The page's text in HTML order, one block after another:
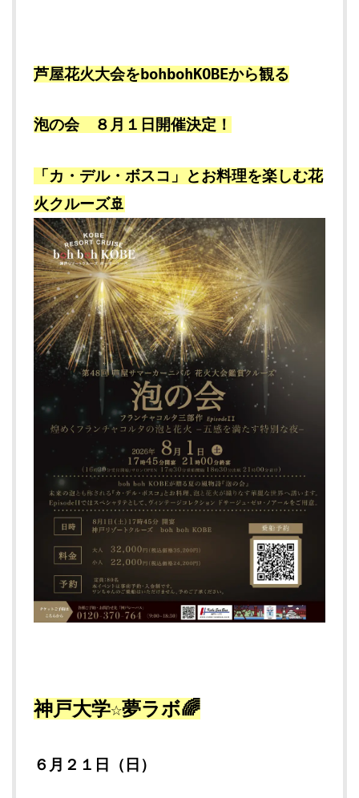
芦屋花火大会をbohbohKOBEから観る
泡の会 ８月１日開催決定！
「カ・デル・ボスコ」とお料理を楽しむ花
火クルーズ🚢
神戸大学☆夢ラボ🌈
６ 月２１ 日（日）